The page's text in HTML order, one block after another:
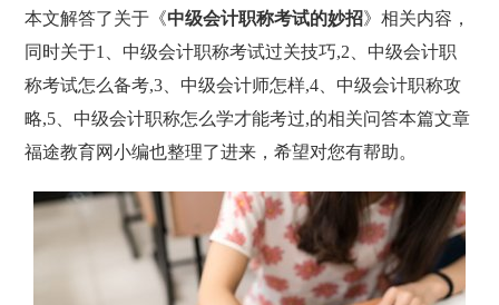
本文解答了关于《中级会计职称考试的妙招》相关内容，
同时关于1、中级会计职称考试过关技巧,2、中级会计职
称考试怎么备考,3、中级会计师怎样,4、中级会计职称攻
略,5、中级会计职称怎么学才能考过,的相关问答本篇文章
福途教育网小编也整理了进来，希望对您有帮助。